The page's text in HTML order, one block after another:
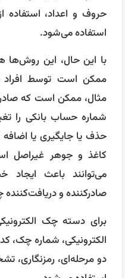
حروف و اعداد، استفاده
استفاده می‌شود.
با این حال، این روش‌ها
ممکن است توسط افراد
مثال، ممکن است که
شماره حساب بانکی را
حذف یا جایگیری یا
کاغذ و جوهر غیراصل
می‌توانند باعث ایجاد
صادرکننده و
برای دسته چک
الکترونیکی، شماره چک،
دو مرحله‌ای، رمزنگاری،